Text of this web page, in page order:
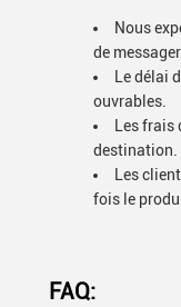
Nous
de
Le délai
ouvrables.
Les
destination.
Les
fois le
FAQ: